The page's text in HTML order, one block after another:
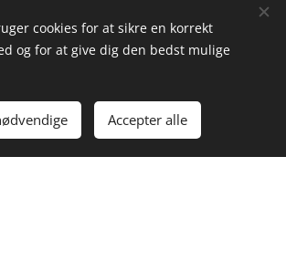
Cookies
cookies for at sikre en korrekt
og for at give dig den bedst mulige
Accepter alle